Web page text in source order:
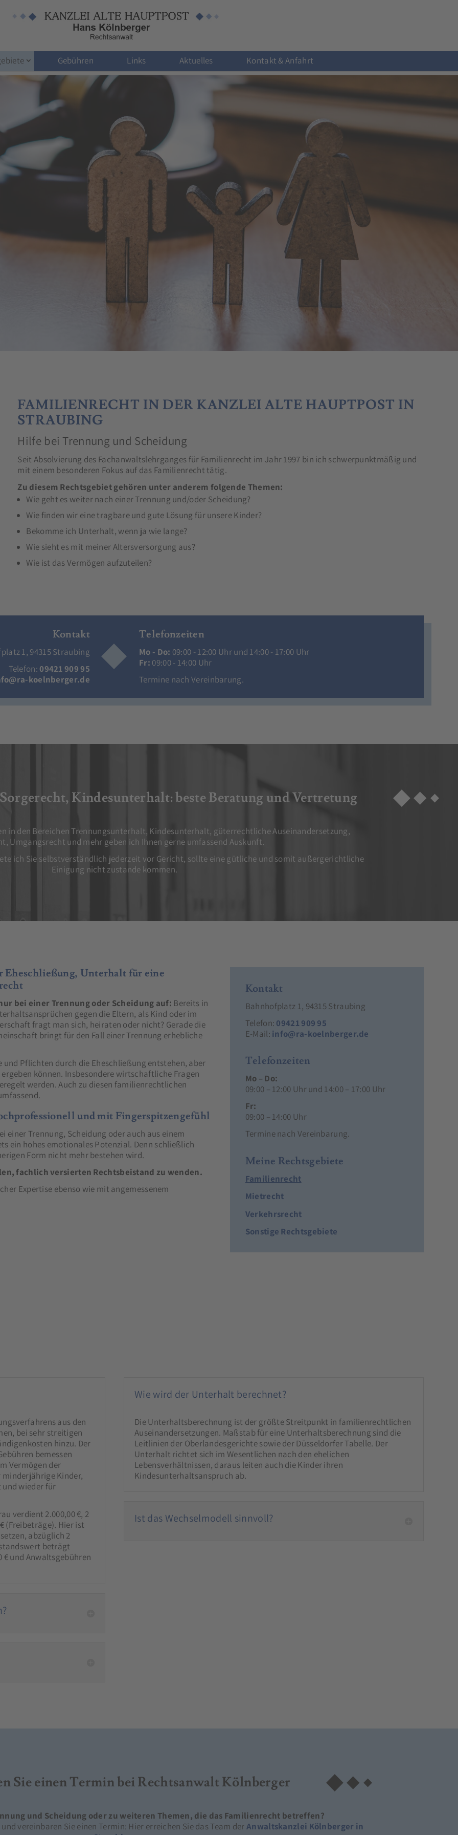
Gebühren Links Aktuelles Kontakt & Anfahrt
FAMILIENRECHT IN DER KANZLEI ALTE HAUPTPOST IN
STRAUBING
Hilfe bei Trennung und Scheidung
Seit Absolvierung des Fachanwaltslehrganges für Familienrecht im Jahr 1997 bin ich schwerpunktmäßig und
mit einem besonderen Fokus auf das Familienrecht tätig.
Zu diesem Rechtsgebiet gehören unter anderem folgende Themen:
Wie geht es weiter nach einer Trennung und/oder Scheidung?
Wie finden wir eine tragbare und gute Lösung für unsere Kinder?
Bekomme ich Unterhalt, wenn ja wie lange?
Wie sieht es mit meiner Altersversorgung aus?
Wie ist das Vermögen aufzuteilen?
Kontakt
1, 94315 Straubing
Telefon: 09421 909 95
koelnberger.de
Telefonzeiten
Mo - Do: 09:00 - 12:00 Uhr und 14:00 - 17:00 Uhr
Fr: 09:00 - 14:00 Uhr
Termine nach Vereinbarung.
Kindesunterhalt: beste Beratung und Vertretung
in den Bereichen Trennungsunterhalt, Kindesunterhalt, güterrechtliche Auseinandersetzung,
Umgangsrecht und mehr geben ich Ihnen gerne umfassend Auskunft.
ich Sie selbstverständlich jederzeit vor Gericht, sollte eine gütliche und somit außergerichtliche
Einigung nicht zustande kommen.
Eheschließung, Unterhalt für eine
bei einer Trennung oder Scheidung auf: Bereits in
gegen die Eltern, als Kind oder im
fragt man sich, heiraten oder nicht? Gerade die
bringt für den Fall einer Trennung erhebliche
und Pflichten durch die Eheschließung entstehen, aber
können. Insbesondere wirtschaftliche Fragen
werden. Auch zu diesen familienrechtlichen
und mit Fingerspitzengefühl
Trennung, Scheidung oder auch aus einem
ein hohes emotionales Potenzial. Denn schließlich
Form nicht mehr bestehen wird.
fachlich versierten Rechtsbeistand zu wenden.
Expertise ebenso wie mit angemessenem
Kontakt
Bahnhofplatz 1, 94315 Straubing
Telefon: 09421 909 95
E-Mail: info@ra-koelnberger.de
Telefonzeiten
Mo – Do:
09:00 – 12:00 Uhr und 14:00 – 17:00 Uhr
Fr:
09:00 – 14:00 Uhr
Termine nach Vereinbarung.
Meine Rechtsgebiete
Familienrecht
Mietrecht
Verkehrsrecht
Sonstige Rechtsgebiete
aus den
bei sehr streitigen
hinzu. Der
bemessen
Vermögen der
minderjährige Kinder,
und wieder für
verdient 2.000,00 €, 2
(Freibeträge). Hier ist
abzüglich 2
beträgt
€ und Anwaltsgebühren
Wie wird der Unterhalt berechnet?
Die Unterhaltsberechnung ist der größte Streitpunkt in familienrechtlichen
Auseinandersetzungen. Maßstab für eine Unterhaltsberechnung sind die
Leitlinien der Oberlandesgerichte sowie der Düsseldorfer Tabelle. Der
Unterhalt richtet sich im Wesentlichen nach den ehelichen
Lebensverhältnissen, daraus leiten auch die Kinder ihren
Kindesunterhaltsanspruch ab.
Ist das Wechselmodell sinnvoll?
Sie einen Termin bei Rechtsanwalt Kölnberger
und Scheidung oder zu weiteren Themen, die das Familienrecht betreffen?
vereinbaren Sie einen Termin: Hier erreichen Sie das Team derAnwaltskanzlei Kölnberger in